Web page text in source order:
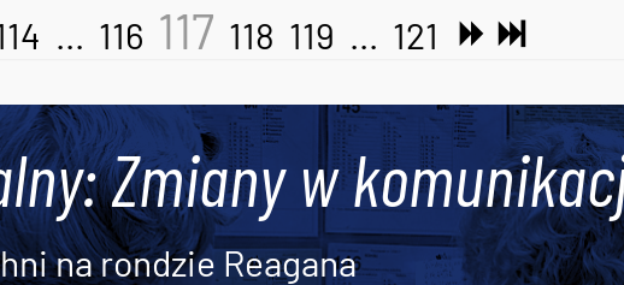
... 116 117 118 119 ... 121
Zmiany w
na rondzie Reagana